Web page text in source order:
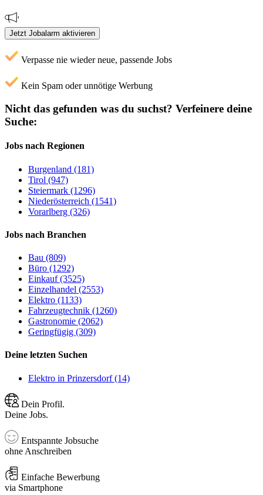
Jetzt Jobalarm aktivieren
Verpasse nie wieder neue, passende Jobs
Kein Spam oder unnötige Werbung
Nicht das gefunden was du suchst? Verfeinere deine
Suche:
Jobs nach Regionen
Burgenland (181)
Tirol (947)
Steiermark (1296)
Niederösterreich (1541)
Vorarlberg (326)
Jobs nach Branchen
Bau (809)
Büro (1292)
Einkauf (3525)
Einzelhandel (2553)
Elektro (1133)
Fahrzeugtechnik (1260)
Gastronomie (2062)
Geringfügig (309)
Deine letzten Suchen
Elektro in Prinzersdorf (14)
Dein Profil.
Deine Jobs.
Entspannte Jobsuche
ohne Anschreiben
Einfache Bewerbung
via Smartphone